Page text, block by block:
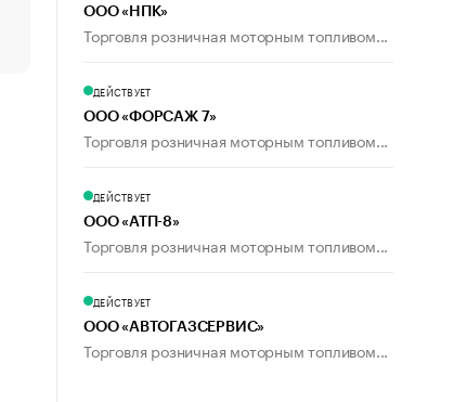
пользователей
ООО «НПК»
Торговля розничная моторным топливом...
ДЕЙСТВУЕТ
ООО «ФОРСАЖ 7»
Торговля розничная моторным топливом...
ДЕЙСТВУЕТ
ООО «АТП-8»
Торговля розничная моторным топливом...
ДЕЙСТВУЕТ
ООО «АВТОГАЗСЕРВИС»
Торговля розничная моторным топливом...